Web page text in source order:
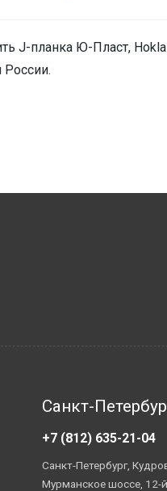
J-планка Ю-Пласт,
России.
Санкт-
+7 (812) 635-21-04
Санкт-Петербург,
Мурманское шоссе, 12-й